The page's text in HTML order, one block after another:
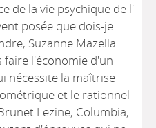
de la vie psychique de l'
posée que dois-je
Suzanne Mazella
l'économie d'un
nécessite la maîtrise
et le rationnel
Lezine, Columbia,